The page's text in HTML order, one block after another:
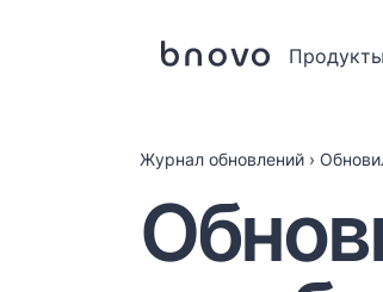
Продукты
Журнал обновлений ›